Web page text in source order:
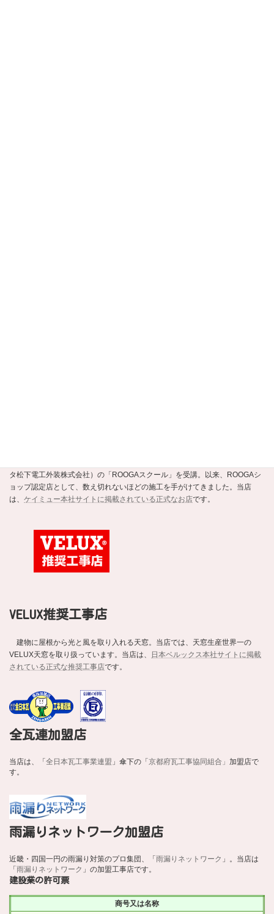
タ松下電工外装株式会社）の「ROOGAスクール」を受講。以来、ROOGAシ
ョップ認定店として、数え切れないほどの施工を手がけてきました。当店
は、 ケイミュー本社サイトに掲載されている正式なお店です。
VELUX推奨工事店
建物に屋根から光と風を取り入れる天窓。当店では、天窓生産世界一の
VELUX天窓を取り扱っています。当店は、
日本ベルックス本社サイトに掲載
されている正式な推奨工事店です。
全瓦連加盟店
当店は、「 全日本瓦工事業連盟 」傘下の「 京都府瓦工事協同組合」 加盟店で
す。
雨漏りネットワーク加盟店
近畿・四国一円の雨漏り対策のプロ集団、「雨漏りネットワーク 」。当店は
「雨漏りネットワーク 」の加盟工事店です。
建設業の許可票
商号又は名称